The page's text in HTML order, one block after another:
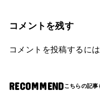
コメントを残す
コメントを投稿するには
RECOMMEND